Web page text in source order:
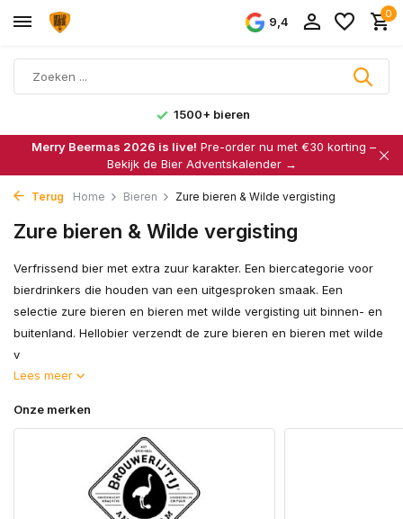
9,4
0
1500+ bieren
Merry Beermas 2026 is live! Pre-order nu met €30 korting –
Bekijk de Bier Adventskalender →
Terug Home Bieren Zure bieren & Wilde vergisting
Zure bieren & Wilde vergisting
Verfrissend bier met extra zuur karakter. Een biercategorie voor
bierdrinkers die houden van een uitgesproken smaak. Een
selectie zure bieren en bieren met wilde vergisting uit binnen- en
buitenland. Hellobier verzendt de zure bieren en bieren met wilde
v
Lees meer
Onze merken